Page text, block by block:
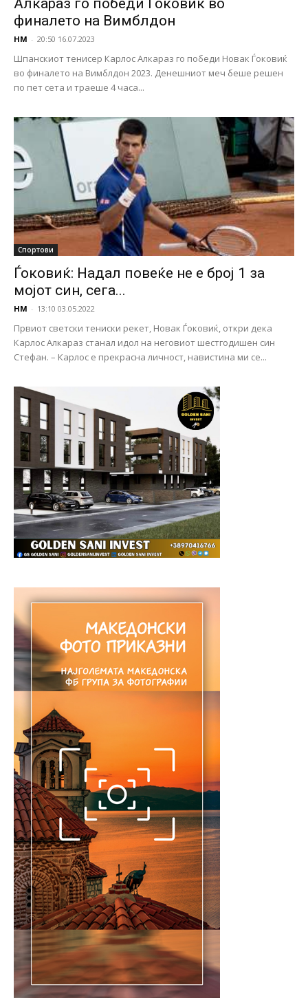
Алкараз го победи Ѓоковиќ во
финалето на Вимблдон
НМ - 20:50 16.07.2023
Шпанскиот тенисер Карлос Алкараз го победи Новак Ѓоковиќ
во финалето на Вимблдон 2023. Денешниот меч беше решен
по пет сета и траеше 4 часа...
Спортови
Ѓоковиќ: Надал повеќе не е број 1 за
мојот син, сега...
НМ - 13:10 03.05.2022
Првиот светски тениски рекет, Новак Ѓоковиќ, откри дека
Карлос Алкараз станал идол на неговиот шестгодишен син
Стефан. – Карлос е прекрасна личност, навистина ми се...